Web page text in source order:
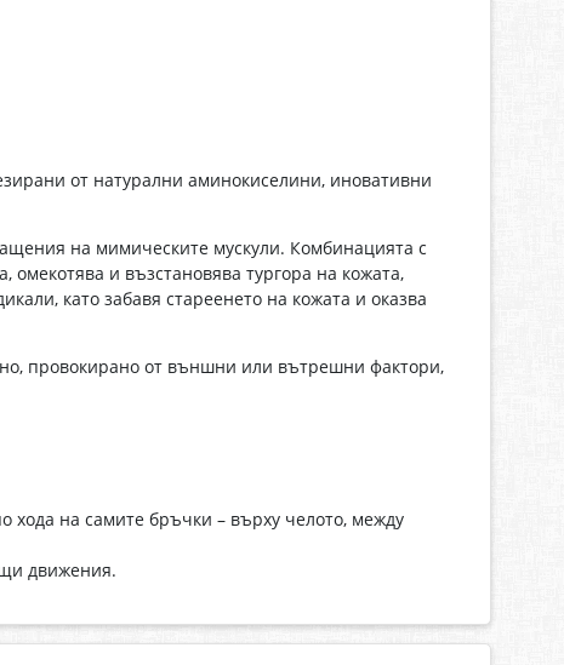
от натурални аминокиселини, иновативни
на мимическите мускули. Комбинацията с
и възстановява тургора на кожата,
като забавя стареенето на кожата и оказва
провокирано от външни или вътрешни фактори,
хода на самите бръчки – върху челото, между
движения.